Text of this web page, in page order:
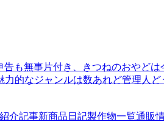
も無事片付き、きつねのおやど
力的なジャンルは数あれど管理人
介記事新商品 日記製作物一覧通販